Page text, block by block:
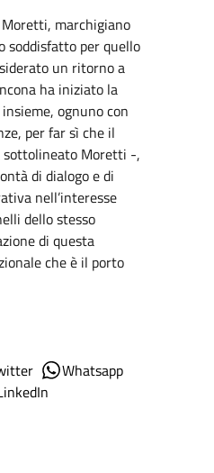
marchigiano
soddisfatto per quello
un ritorno a
ha iniziato la
ognuno con
per far sì che il
Moretti -,
di dialogo e di
nell’interesse
dello stesso
di questa
che è il porto
Whatsapp